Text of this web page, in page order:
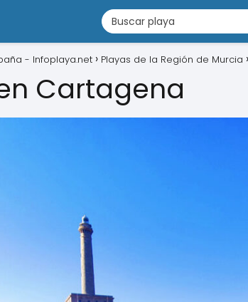
- Infoplaya.net Playas de la Región de Murcia
Cartagena